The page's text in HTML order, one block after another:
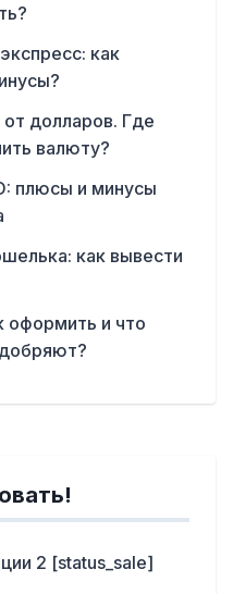
как
долларов. Где
валюту?
плюсы и минусы
как вывести
оформить и что